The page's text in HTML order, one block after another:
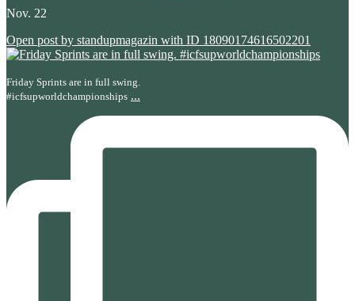
Nov. 22
Open post by standupmagazin with ID 18090174616502201
Friday Sprints are in full swing.
#icfsupworldchampionships ...